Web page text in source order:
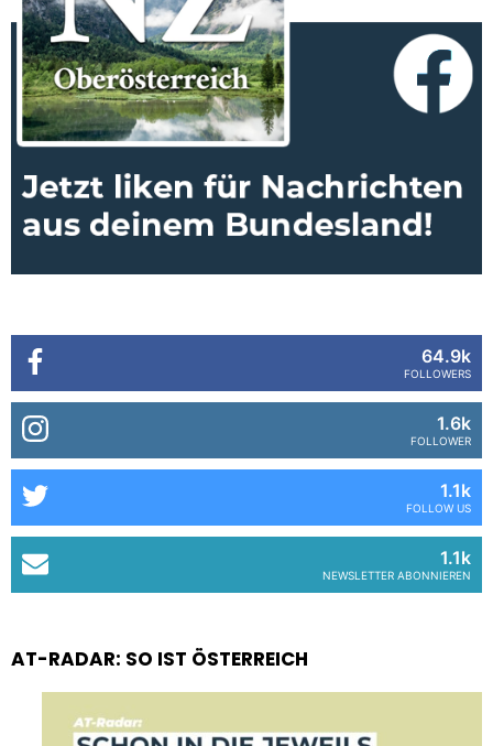
64.9k
FOLLOWERS
1.6k
FOLLOWER
1.1k
FOLLOW US
1.1k
NEWSLETTER ABONNIEREN
AT-RADAR: SO IST ÖSTERREICH